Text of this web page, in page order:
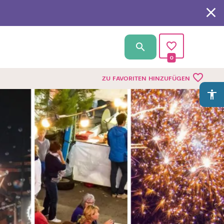
0
ZU FAVORITEN HINZUFÜGEN favorite_border
accessibility